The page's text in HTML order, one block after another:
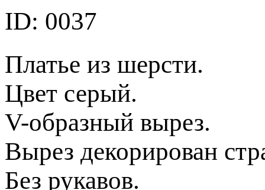
ID: 0037
Платье из шерсти.
Цвет серый.
V-образный вырез.
Вырез декорирован
Без рукавов.